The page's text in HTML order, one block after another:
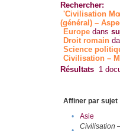
Rechercher:
'Civilisation
(général) –
Europe dans
Droit romain
Science
Civilisation –
Résultats 1
Affiner par sujet
•
Asie
Civilisation